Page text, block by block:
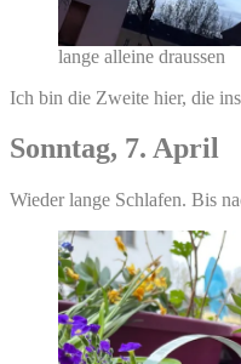
lange alleine draussen
Ich bin die Zweite hier, die
Sonntag, 7. April
Wieder lange Schlafen. Bis